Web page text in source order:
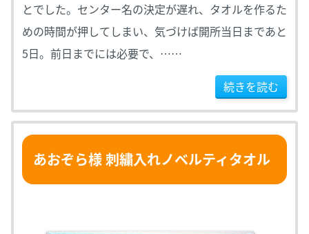
とでした。センター名の決定が遅れ、タオルを作るた
めの時間が押してしまい、気づけば開所当日まであと
5日。前日までには必要で、……
続きを読む
あおぞら様 刺繍入れノベルティタオル